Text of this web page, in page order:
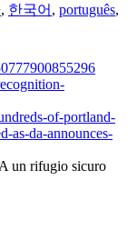
, 한국어 , português,
of-portland-
as-da-announces-
un rifugio sicuro